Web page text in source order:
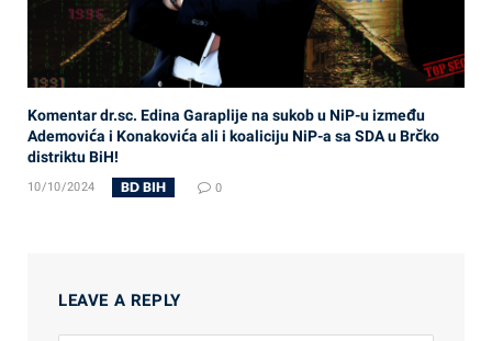
Komentar dr.sc. Edina Garaplije na sukob u NiP-u između
Ademovića i Konakovića ali i koaliciju NiP-a sa SDA u Brčko
distriktu BiH!
10/10/2024 BD BIH 0
LEAVE A REPLY